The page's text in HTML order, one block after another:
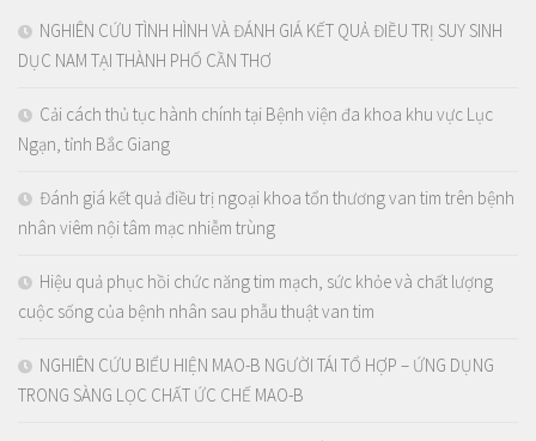
NGHIÊN CỨU TÌNH HÌNH VÀ ĐÁNH GIÁ KẾT QUẢ ĐIỀU TRỊ SUY SINH
DỤC NAM TẠI THÀNH PHỐ CẦN THƠ
Cải cách thủ tục hành chính tại Bệnh viện đa khoa khu vực Lục
Ngạn, tỉnh Bắc Giang
Đánh giá kết quả điều trị ngoại khoa tổn thương van tim trên bệnh
nhân viêm nội tâm mạc nhiễm trùng
Hiệu quả phục hồi chức năng tim mạch, sức khỏe và chất lượng
cuộc sống của bệnh nhân sau phẫu thuật van tim
NGHIÊN CỨU BIỂU HIỆN MAO-B NGƯỜI TÁI TỔ HỢP – ỨNG DỤNG
TRONG SÀNG LỌC CHẤT ỨC CHẾ MAO-B